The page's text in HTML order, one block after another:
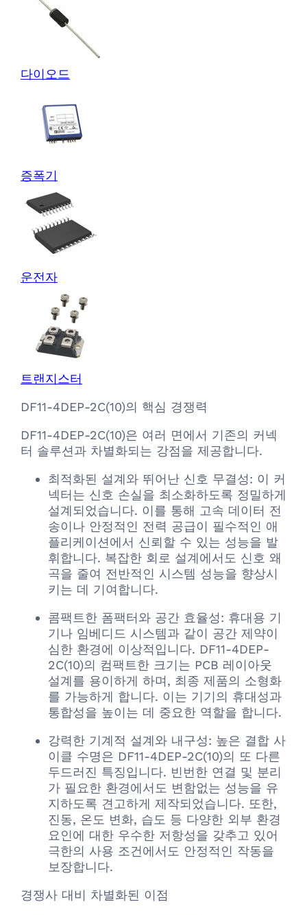
다이오드
증폭기
운전자
트랜지스터
DF11-4DEP-2C(10)의 핵심 경쟁력
DF11-4DEP-2C(10)은 여러 면에서 기존의 커넥
터 솔루션과 차별화되는 강점을 제공합니다.
최적화된 설계와 뛰어난 신호 무결성: 이 커
넥터는 신호 손실을 최소화하도록 정밀하게
설계되었습니다. 이를 통해 고속 데이터 전
송이나 안정적인 전력 공급이 필수적인 애
플리케이션에서 신뢰할 수 있는 성능을 발
휘합니다. 복잡한 회로 설계에서도 신호 왜
곡을 줄여 전반적인 시스템 성능을 향상시
키는 데 기여합니다.
콤팩트한 폼팩터와 공간 효율성: 휴대용 기
기나 임베디드 시스템과 같이 공간 제약이
심한 환경에 이상적입니다. DF11-4DEP-
2C(10)의 컴팩트한 크기는 PCB 레이아웃
설계를 용이하게 하며, 최종 제품의 소형화
를 가능하게 합니다. 이는 기기의 휴대성과
통합성을 높이는 데 중요한 역할을 합니다.
강력한 기계적 설계와 내구성: 높은 결합 사
이클 수명은 DF11-4DEP-2C(10)의 또 다른
두드러진 특징입니다. 빈번한 연결 및 분리
가 필요한 환경에서도 변함없는 성능을 유
지하도록 견고하게 제작되었습니다. 또한,
진동, 온도 변화, 습도 등 다양한 외부 환경
요인에 대한 우수한 저항성을 갖추고 있어
극한의 사용 조건에서도 안정적인 작동을
보장합니다.
경쟁사 대비 차별화된 이점